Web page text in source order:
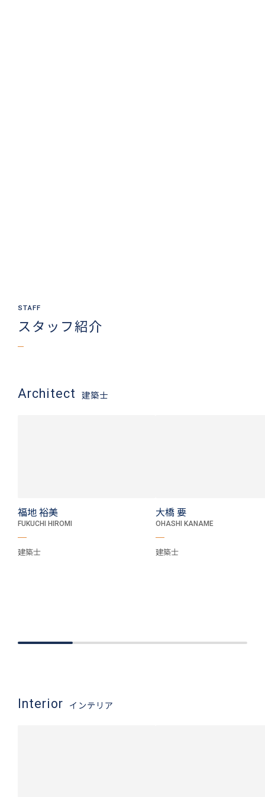
スタッフ紹介
Architect 建築士
福地 裕美
FUKUCHI HIROMI
建築士
大橋 要
OHASHI KANAME
建築士
Interior インテリア